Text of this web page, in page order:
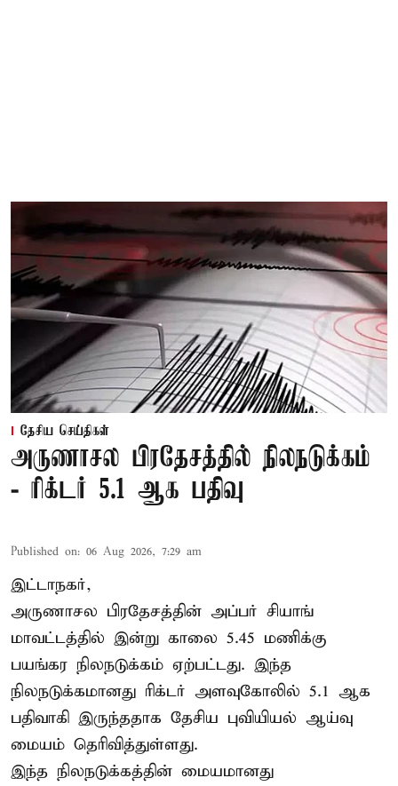
தேசிய செய்திகள்
அருணாசல பிரதேசத்தில் நிலநடுக்கம்
- ரிக்டர் 5.1 ஆக பதிவு
Published on: 06 Aug 2026, 7:29 am
இட்டாநகர்,
அருணாசல பிரதேசத்தின் அப்பர் சியாங்
மாவட்டத்தில் இன்று காலை 5.45 மணிக்கு
பயங்கர நிலநடுக்கம் ஏற்பட்டது. இந்த
நிலநடுக்கமானது ரிக்டர் அளவுகோலில் 5.1 ஆக
பதிவாகி இருந்ததாக தேசிய புவியியல் ஆய்வு
மையம் தெரிவித்துள்ளது.
இந்த நிலநடுக்கத்தின் மையமானது